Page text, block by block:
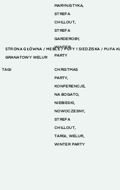
MARYNISTYKA
STREFA
CHILLOUT,
STREFA
GARDEROBY,
WINTER
PARTY
TAGI
CHRISTMAS
PARTY,
KONFERENCJE
NA BOGATO
NIEBIESKI
NOWOCZESNY,
STREFA
CHILLOUT,
TARGI
WELUR,
WINTER PARTY
STRONA GŁÓWNA /MEBLE/PUFY I SIEDZISKA / PUFA
GRANATOWY WELUR